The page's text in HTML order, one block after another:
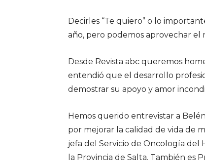
Decirles “Te quiero” o lo
año, pero podemos aprovechar el
Desde Revista abc queremos
entendió que el desarrollo
demostrar su apoyo y amor
Hemos querido entrevistar a
por mejorar la calidad de vida de
jefa del Servicio de Oncología del
la Provincia de Salta. También es